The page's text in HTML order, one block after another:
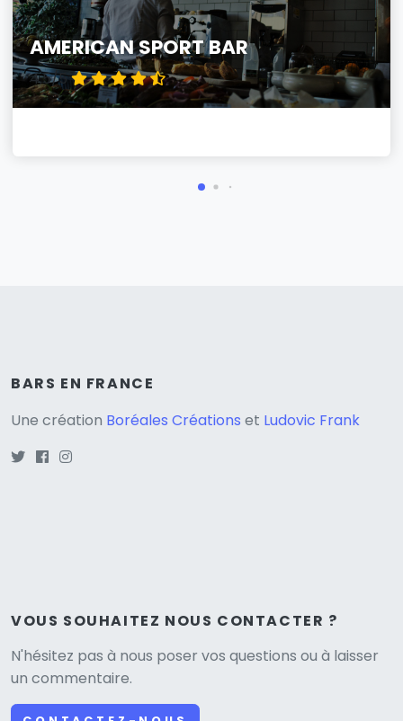
AMERICAN SPORT BAR
4.5/5
BARS EN FRANCE
Une création Boréales Créations et Ludovic Frank
VOUS SOUHAITEZ NOUS CONTACTER ?
N'hésitez pas à nous poser vos questions ou à laisser
un commentaire.